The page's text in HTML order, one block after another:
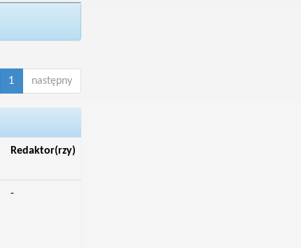
1 następny
Redaktor(rzy)
-